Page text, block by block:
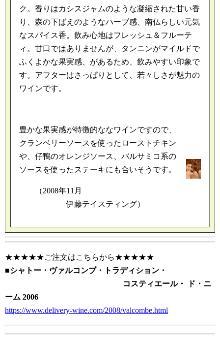
ク。香りはカシスジャムのような凝縮された甘い香
り、森の下ばえのようなハーブ感、南仏らしい元気
なスパイス香。飲み心地はフレッシュ＆フルーテ
ィ。甘口ではありませんが、タンニンがマイルドで
ふくよかな果実感、があるため、飲みやすい印象で
す。アフターはさっぱりとして、若々しさが魅力の
ワインです。
豊かな果実感が特徴的ななワインですので、
クランベリーソースを使ったローストチキン
や、仔鴨のオレンジソース、バルサミコ系の
ソースを使ったステーキにも合いそうです。
（2008年11月
伊藤テイスティング）
★★★★★ご注文はこちらから★★★★★
■シャトー・ヴァルコンブ・トラディション・
コスティエール・ ド・ニ
ーム 2006
https://www.delivery-wine.com/2008/valcombe.html